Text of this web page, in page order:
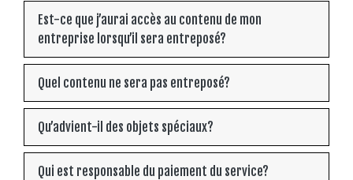
Est-ce que j’aurai accès au contenu de mon
entreprise lorsqu’il sera entreposé?
Quel contenu ne sera pas entreposé?
Qu’advient-il des objets spéciaux?
Qui est responsable du paiement du service?